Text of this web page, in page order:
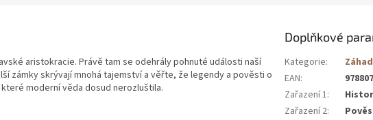
aristokracie. Právě tam se odehrály pohnuté události naší
zámky skrývají mnohá tajemství a věřte, že legendy a pověsti o
moderní věda dosud nerozluštila.
Doplňkové
Kategorie:
EAN:
Zařazení 1:
Zařazení 2: